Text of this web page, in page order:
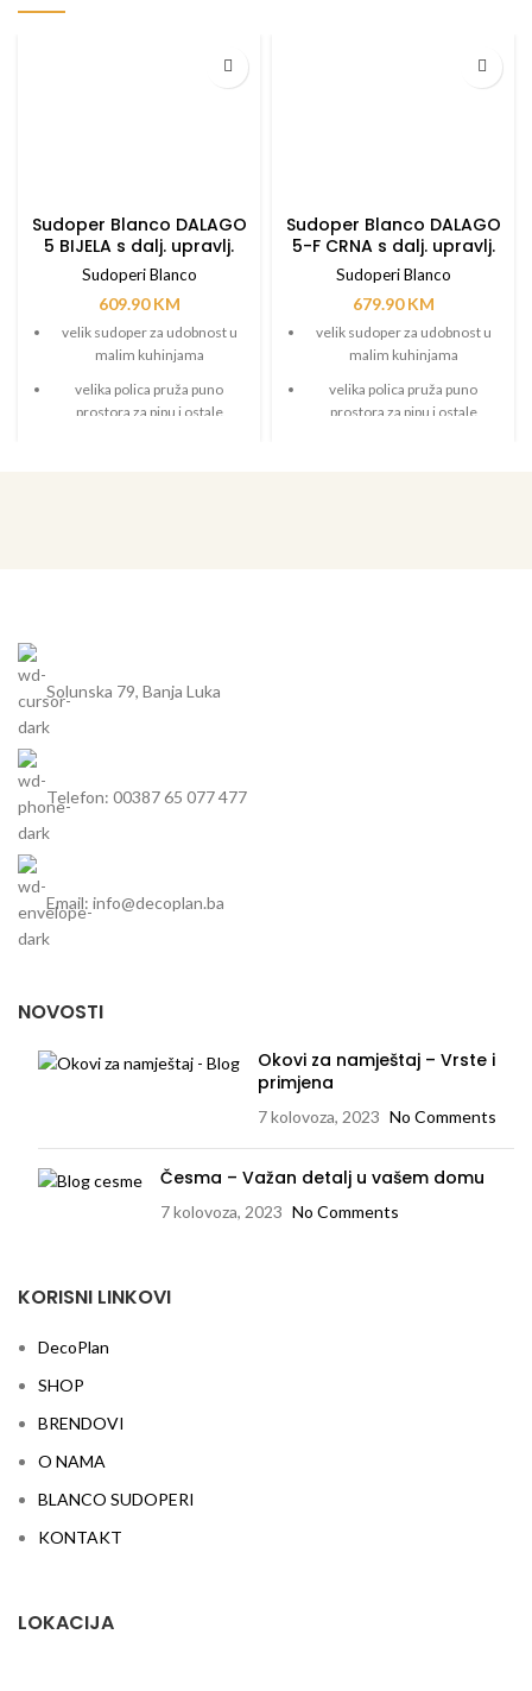
Sudoper Blanco DALAGO
5 BIJELA s dalj. upravlj.
Sudoperi Blanco
609.90KM
velik sudoper za udobnost u
malim kuhinjama
velika polica pruža puno
prostora za pipu i ostale
Sudoper Blanco DALAGO
5-F CRNA s dalj. upravlj.
Sudoperi Blanco
679.90KM
velik sudoper za udobnost u
malim kuhinjama
velika polica pruža puno
prostora za pipu i ostale
Solunska 79, Banja Luka
Telefon: 00387 65 077 477
Email: info@decoplan.ba
NOVOSTI
Okovi za namještaj – Vrste i
primjena
7 kolovoza, 2023 No Comments
Česma – Važan detalj u vašem domu
7 kolovoza, 2023 No Comments
KORISNI LINKOVI
DecoPlan
SHOP
BRENDOVI
O NAMA
BLANCO SUDOPERI
KONTAKT
LOKACIJA